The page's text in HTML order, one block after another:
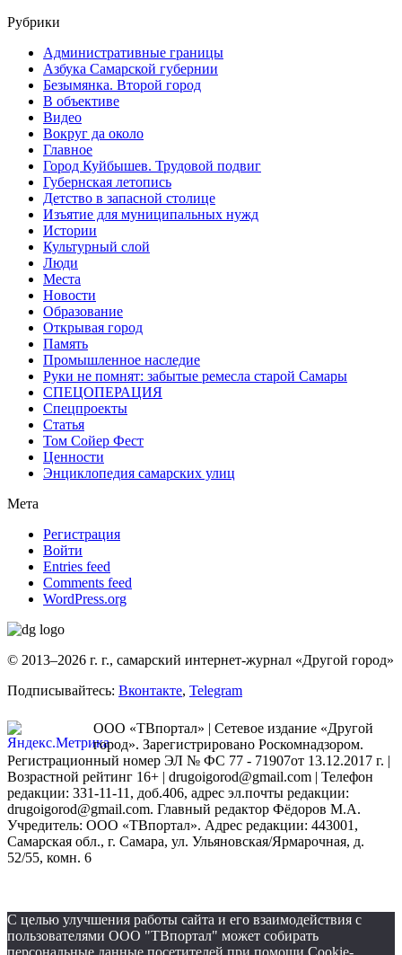
Рубрики
Административные границы
Азбука Самарской губернии
Безымянка. Второй город
В объективе
Видео
Вокруг да около
Главное
Город Куйбышев. Трудовой подвиг
Губернская летопись
Детство в запасной столице
Изъятие для муниципальных нужд
Истории
Культурный слой
Люди
Места
Новости
Образование
Открывая город
Память
Промышленное наследие
Руки не помнят: забытые ремесла старой Самары
СПЕЦОПЕРАЦИЯ
Спецпроекты
Статья
Том Сойер Фест
Ценности
Энциклопедия самарских улиц
Мета
Регистрация
Войти
Entries feed
Comments feed
WordPress.org
© 2013–2026 г. г., самарский интернет-журнал «Другой город»
Подписывайтесь: Вконтакте, Telegram
ООО «ТВпортал» | Сетевое издание «Другой
город». Зарегистрировано Роскомнадзором.
Регистрационный номер ЭЛ № ФС 77 - 71907от 13.12.2017 г. |
Возрастной рейтинг 16+ | drugoigorod@gmail.com | Телефон
редакции: 331-11-11, доб.406, адрес эл.почты редакции:
drugoigorod@gmail.com. Главный редактор Фёдоров М.А.
Учредитель: ООО «ТВпортал». Адрес редакции: 443001,
Самарская обл., г. Самара, ул. Ульяновская/Ярмарочная, д.
52/55, комн. 6
С целью улучшения работы сайта и его взаимодействия с
пользователями ООО "ТВпортал" может собирать
персональные данные посетителей при помощи Cookie-